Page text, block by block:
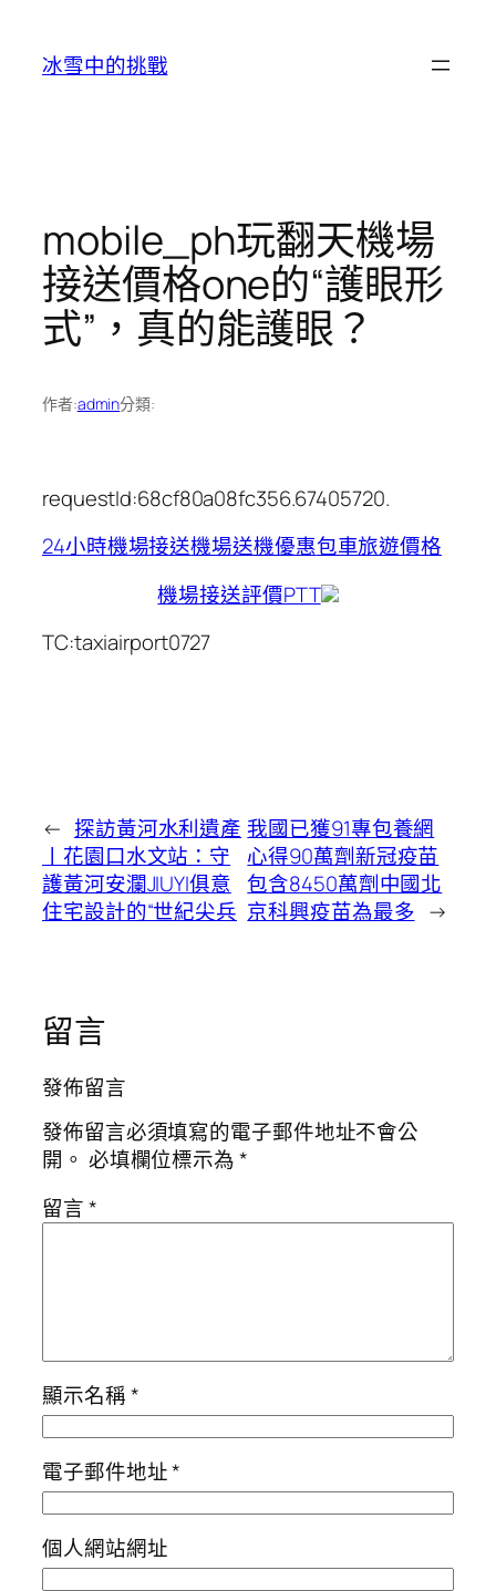
冰雪中的挑戰
mobile_ph玩翻天機場
接送價格one的“護眼形
式”，真的能護眼？
作者:admin分類:
requestId:68cf80a08fc356.67405720.
24小時機場接送機場送機優惠包車旅遊價格
機場接送評價PTT
TC:taxiairport0727
← 探訪黃河水利遺產
丨花園口水文站：守
護黃河安瀾JIUYI俱意
住宅設計的“世紀尖兵
我國已獲91專包養網
心得90萬劑新冠疫苗
包含8450萬劑中國北
京科興疫苗為最多 →
留言
發佈留言
發佈留言必須填寫的電子郵件地址不會公
開。 必填欄位標示為*
留言*
顯示名稱*
電子郵件地址*
個人網站網址